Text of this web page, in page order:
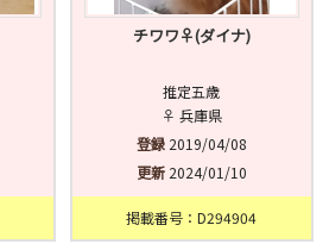
チワワ♀️(ダイナ)
推定五歳
♀ 兵庫県
登録2019/04/08
更新2024/01/10
掲載番号：D294904